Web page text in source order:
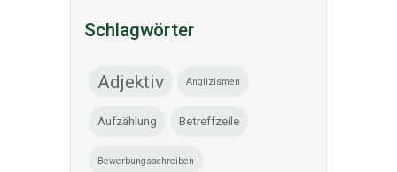
Schlagwörter
Adjektiv Anglizismen
Aufzählung Betreffzeile
Bewerbungsschreiben